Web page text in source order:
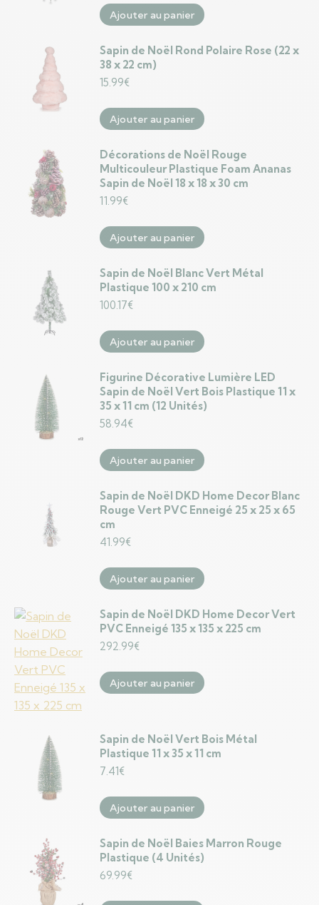
Ajouter au panier
Sapin de Noël Rond Polaire Rose (22 x
38 x 22 cm)
15.99€
Ajouter au panier
Décorations de Noël Rouge
Multicouleur Plastique Foam Ananas
Sapin de Noël 18 x 18 x 30 cm
11.99€
Ajouter au panier
Sapin de Noël Blanc Vert Métal
Plastique 100 x 210 cm
100.17€
Ajouter au panier
Figurine Décorative Lumière LED
Sapin de Noël Vert Bois Plastique 11 x
35 x 11 cm (12 Unités)
58.94€
Ajouter au panier
Sapin de Noël DKD Home Decor Blanc
Rouge Vert PVC Enneigé 25 x 25 x 65
cm
41.99€
Ajouter au panier
Sapin de Noël DKD Home Decor Vert
PVC Enneigé 135 x 135 x 225 cm
292.99€
Ajouter au panier
Sapin de Noël Vert Bois Métal
Plastique 11 x 35 x 11 cm
7.41€
Ajouter au panier
Sapin de Noël Baies Marron Rouge
Plastique (4 Unités)
69.99€